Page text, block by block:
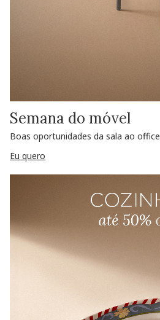
Semana do móvel
Boas oportunidades da sala ao office
Eu quero